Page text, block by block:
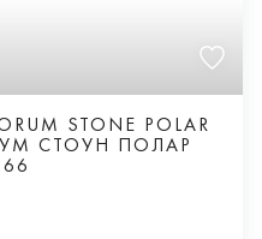
STONE POLAR
СТОУН ПОЛАР